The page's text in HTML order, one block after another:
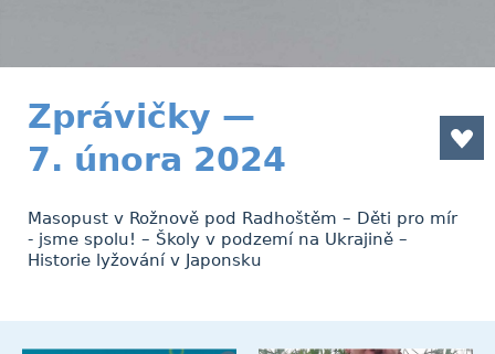
Zprávičky —
7. února 2024
Masopust v Rožnově pod Radhoštěm – Děti pro mír
- jsme spolu! – Školy v podzemí na Ukrajině –
Historie lyžování v Japonsku